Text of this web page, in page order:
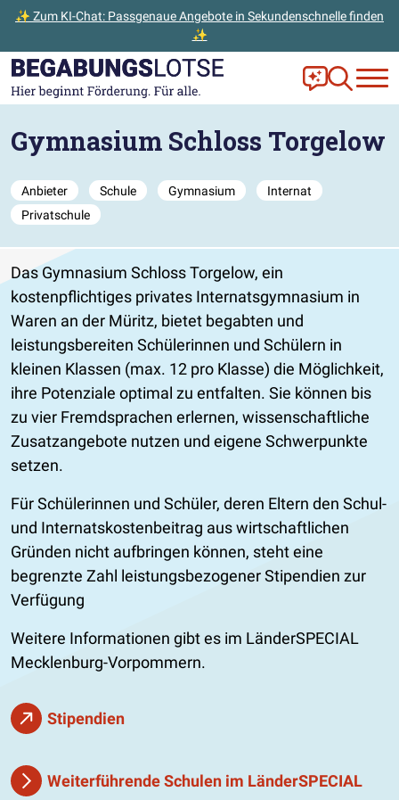
✨ Zum KI-Chat: Passgenaue Angebote in Sekundenschnelle finden
✨
Zum Hauptinhalt der Seite springen
Zur Startseite gehen Frag Ella!
Zur
Gymnasium Schloss Torgelow
Anbieter Schule Gymnasium
Internat
Privatschule
Das Gymnasium Schloss Torgelow, ein
kostenpflichtiges privates Internatsgymnasium in
Waren an der Müritz, bietet begabten und
leistungsbereiten Schülerinnen und Schülern in
kleinen Klassen (max. 12 pro Klasse) die Möglichkeit,
ihre Potenziale optimal zu entfalten. Sie können bis
zu vier Fremdsprachen erlernen, wissenschaftliche
Zusatzangebote nutzen und eigene Schwerpunkte
setzen.
Für Schülerinnen und Schüler, deren Eltern den Schul-
und Internatskostenbeitrag aus wirtschaftlichen
Gründen nicht aufbringen können, steht eine
begrenzte Zahl leistungsbezogener Stipendien zur
Verfügung
Weitere Informationen gibt es im LänderSPECIAL
Mecklenburg-Vorpommern.
Stipendien
Weiterführende Schulen im LänderSPECIAL